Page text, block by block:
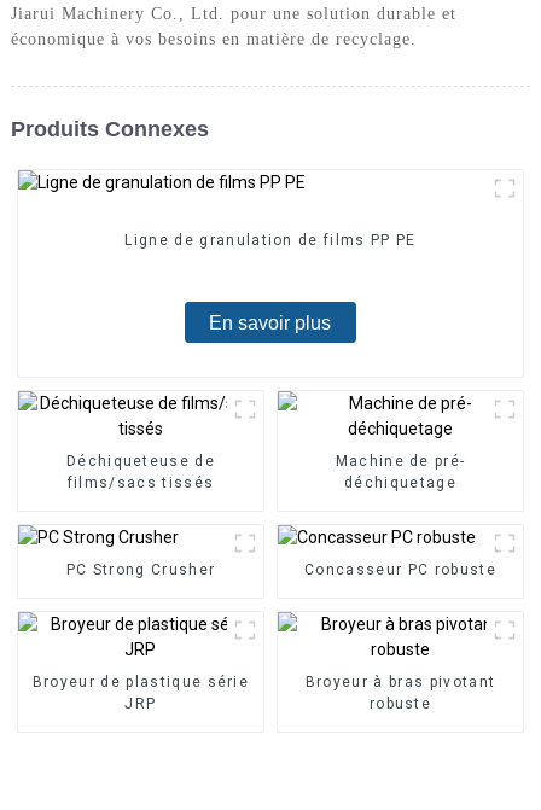
Jiarui Machinery Co., Ltd. pour une solution durable et
économique à vos besoins en matière de recyclage.
Produits Connexes
Ligne de granulation de films PP PE
En savoir plus
Déchiqueteuse de
films/sacs tissés
Machine de pré-
déchiquetage
PC Strong Crusher Concasseur PC robuste
Broyeur de plastique série
JRP
Broyeur à bras pivotant
robuste